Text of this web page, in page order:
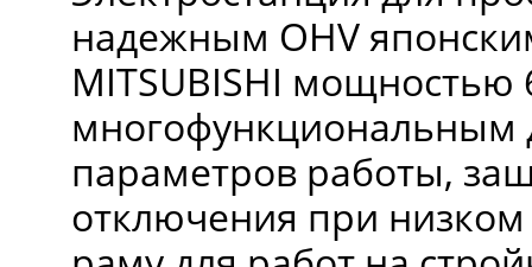
надежным OHV
MITSUBISHI
многофункциональным
параметров работы,
отключения при